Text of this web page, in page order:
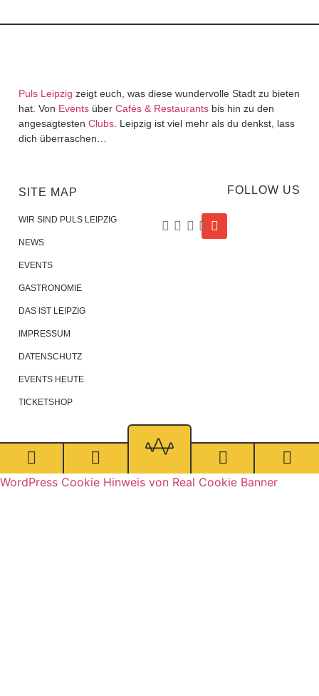
Puls Leipzig zeigt euch, was diese wundervolle Stadt zu bieten
hat. Von Events über Cafés & Restaurants bis hin zu den
angesagtesten Clubs . Leipzig ist viel mehr als du denkst, lass
dich überraschen…
SITE MAP
WIR SIND PULS LEIPZIG
NEWS
EVENTS
GASTRONOMIE
DAS IST LEIPZIG
IMPRESSUM
DATENSCHUTZ
EVENTS HEUTE
TICKETSHOP
FOLLOW US
WordPress Cookie Hinweis von Real Cookie Banner